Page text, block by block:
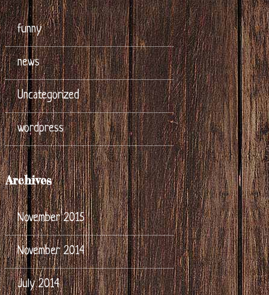
funny
news
Uncategorized
wordpress
Archives
November 2015
November 2014
July 2014